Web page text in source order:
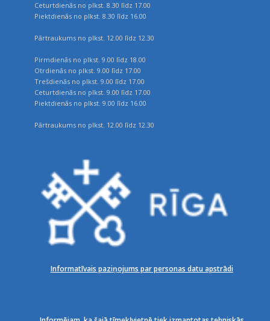
Ceturtdienās no plkst. 8.30 līdz 17.00
Piektdienās no plkst. 8.30 līdz 16.00
Pārtraukums no plkst. 12.00 līdz 12.30
Pirmdienās no plkst. 9.00 līdz 18.00
Otrdienās no plkst. 9.00 līdz 17.00
Trešdienās no plkst. 9.00 līdz 17.00
Ceturtdienās no plkst. 9.00 līdz 17.00
Piektdienās no plkst. 9.00 līdz 16.00
Pārtraukums no plkst. 12.00 līdz 12.30
Informatīvais paziņojums par personas datu apstrādi